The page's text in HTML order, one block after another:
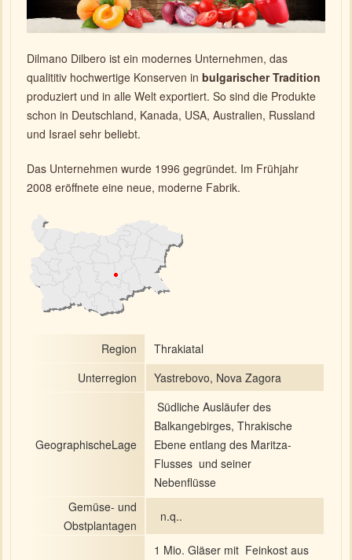
Dilmano Dilbero ist ein modernes Unternehmen, das
qualititiv hochwertige Konserven in bulgarischer Tradition
produziert und in alle Welt exportiert. So sind die Produkte
schon in Deutschland, Kanada, USA, Australien, Russland
und Israel sehr beliebt.
Das Unternehmen wurde 1996 gegründet. Im Frühjahr
2008 eröffnete eine neue, moderne Fabrik.
Region
Thrakiatal
Unterregion
Yastrebovo, Nova Zagora
GeographischeLage
Südliche Ausläufer des
Balkangebirges, Thrakische
Ebene entlang des Maritza-
Flusses und seiner
Nebenflüsse
Gemüse- und
Obstplantagen
n.q..
1 Mio. Gläser mit Feinkost aus